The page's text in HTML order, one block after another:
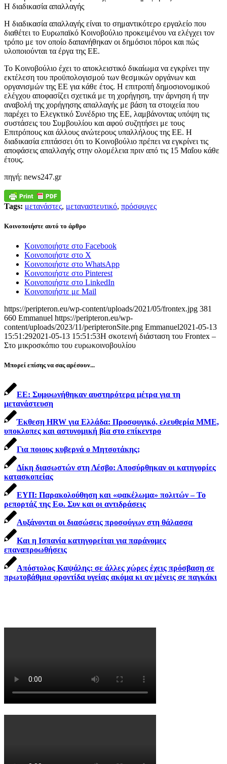
Η διαδικασία απαλλαγής
Η διαδικασία απαλλαγής είναι το σημαντικότερο εργαλείο που
διαθέτει το Ευρωπαϊκό Κοινοβούλιο προκειμένου να ελέγχει τον
τρόπο με τον οποίο δαπανήθηκαν οι δημόσιοι πόροι και πώς
υλοποιούνται τα έργα της ΕΕ.
Το Κοινοβούλιο έχει το αποκλειστικό δικαίωμα να εγκρίνει την
εκτέλεση του προϋπολογισμού των θεσμικών οργάνων και
οργανισμών της ΕΕ για κάθε έτος. Η επιτροπή δημοσιονομικού
ελέγχου αποφασίζει σχετικά με τη χορήγηση, την άρνηση ή την
αναβολή της χορήγησης απαλλαγής με βάση τα στοιχεία που
παρέχει το Ελεγκτικό Συνέδριο της ΕΕ, λαμβάνοντας υπόψη τις
συστάσεις του Συμβουλίου και αφού συζητήσει με τους
Επιτρόπους και άλλους ανώτερους υπαλλήλους της ΕΕ. Η
διαδικασία επιτάσσει ότι το Κοινοβούλιο πρέπει να εγκρίνει τις
αποφάσεις απαλλαγής στην ολομέλεια πριν από τις 15 Μαΐου κάθε
έτους.
πηγή: news247.gr
Tags: μετανάστες, μεταναστευτικό, πρόσφυγες
Κοινοποιήστε αυτό το άρθρο
Κοινοποιήστε στο Facebook
Κοινοποιήστε στο X
Κοινοποιήστε στο WhatsApp
Κοινοποιήστε στο Pinterest
Κοινοποιήστε στο LinkedIn
Κοινοποιήστε με Mail
https://peripteron.eu/wp-content/uploads/2021/05/frontex.jpg 381
660 Emmanuel https://peripteron.eu/wp-
content/uploads/2023/11/peripteronSite.png Emmanuel2021-05-13
15:51:292021-05-13 15:51:53Η σκοτεινή διάσταση του Frontex –
Στο μικροσκόπιο του ευρωκοινοβουλίου
Μπορεί επίσης να σας αρέσουν...
ΕΕ: Συμφωνήθηκαν αυστηρότερα μέτρα για τη
μετανάστευση
Έκθεση HRW για Ελλάδα: Προσφυγικό, ελευθερία ΜΜΕ,
υποκλοπες και αστυνομική βία στο επίκεντρο
Για ποιους κυβερνά ο Μητσοτάκης;
Δίκη διασωστών στη Λέσβο: Αποσύρθηκαν οι κατηγορίες
κατασκοπείας
ΕΥΠ: Παρακολούθηση και «φακέλωμα» πολιτών – Το
ρεπορτάζ της Εφ. Συν και οι αντιδράσεις
Αυξάνονται οι διασώσεις προσφύγων στη θάλασσα
Και η Ισπανία κατηγορείται για παράνομες
επαναπροωθήσεις
Απόστολος Καψάλης: σε άλλες χώρες έχεις πρόσβαση σε
πρωτοβάθμια φροντίδα υγείας ακόμα κι αν μένεις σε παγκάκι